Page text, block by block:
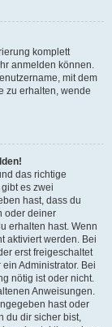
komplett
anmelden können.
mit dem
zu erhalten, wende
das richtige
es zwei
hast, dass du
oder deiner
erhalten hast. Wenn
aktiviert werden. Bei
erst freigeschaltet
Administrator. Bei
nötig ist oder nicht.
Anweisungen.
hast oder
du dir sicher bist,